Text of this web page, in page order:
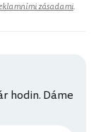
zásadami.
hodin. Dáme